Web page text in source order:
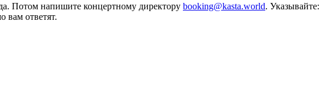
Потом напишите концертному директору booking@kasta.world. Указывайте:
вам ответят.